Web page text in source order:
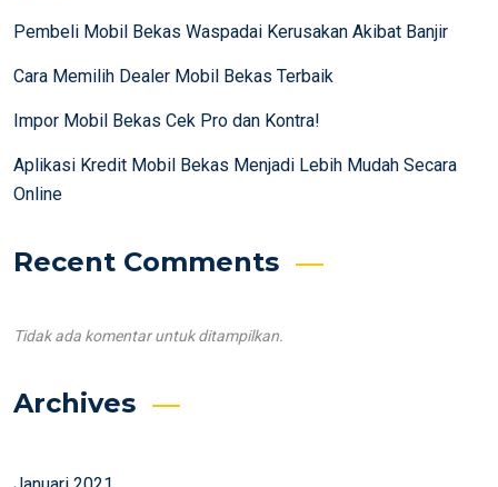
Pembeli Mobil Bekas Waspadai Kerusakan Akibat Banjir
Cara Memilih Dealer Mobil Bekas Terbaik
Impor Mobil Bekas Cek Pro dan Kontra!
Aplikasi Kredit Mobil Bekas Menjadi Lebih Mudah Secara
Online
Recent Comments
Tidak ada komentar untuk ditampilkan.
Archives